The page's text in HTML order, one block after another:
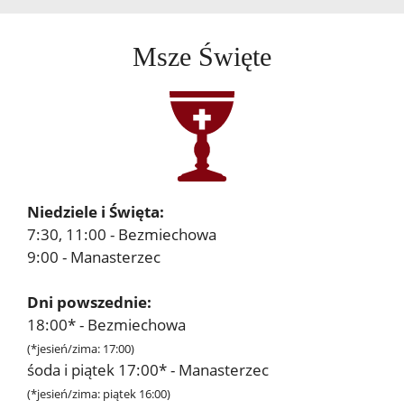
Msze Święte
Niedziele i Święta:
7:30, 11:00 - Bezmiechowa
9:00 - Manasterzec
Dni powszednie:
18:00* - Bezmiechowa
(*jesień/zima: 17:00)
śoda i piątek 17:00* - Manasterzec
(*jesień/zima: piątek 16:00)